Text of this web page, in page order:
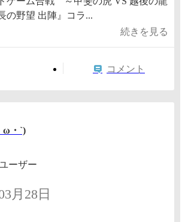
の野望 出陣』コラ...
続きを見る
コメント
ω・`)
ーザー
月28日